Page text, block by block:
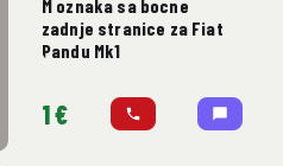
M oznaka sa bocne
zadnje stranice za Fiat
Pandu Mk1
1 €